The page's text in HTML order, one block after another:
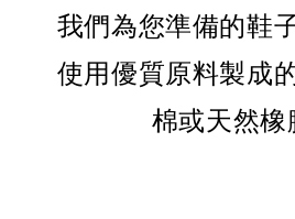
我們為您準備的鞋
使用優質原料製成
棉或天然橡